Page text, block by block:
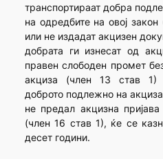
транспортираат добра
на одредбите на овој
или не издадат акцизен
добрата ги изнесат од
правен слободен промет
акциза (член 13 став 1)
доброто подлежно на
не предал акцизна
(член 16 став 1), ќе се
десет години.